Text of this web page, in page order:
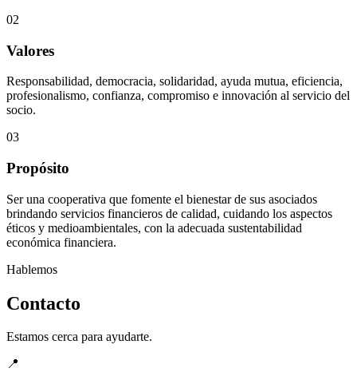
02
Valores
Responsabilidad, democracia, solidaridad, ayuda mutua, eficiencia,
profesionalismo, confianza, compromiso e innovación al servicio del
socio.
03
Propósito
Ser una cooperativa que fomente el bienestar de sus asociados
brindando servicios financieros de calidad, cuidando los aspectos
éticos y medioambientales, con la adecuada sustentabilidad
económica financiera.
Hablemos
Contacto
Estamos cerca para ayudarte.
📍